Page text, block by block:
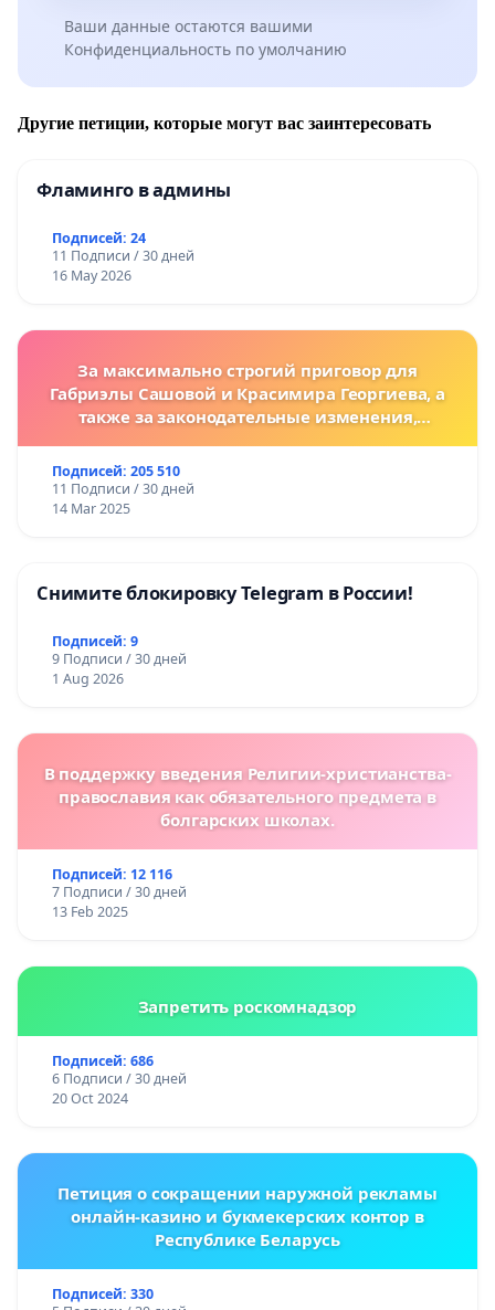
Ваши данные остаются вашими
Конфиденциальность по умолчанию
Другие петиции, которые могут вас заинтересовать
Фламинго в админы
Подписей: 24
11 Подписи / 30 дней
16 May 2026
За максимально строгий приговор для
Габриэлы Сашовой и Красимира Георгиева, а
также за законодательные изменения,
за преступления против животных!
Подписей: 205 510
11 Подписи / 30 дней
14 Mar 2025
Снимите блокировку Telegram в России!
Подписей: 9
9 Подписи / 30 дней
1 Aug 2026
В поддержку введения Религии-христианства-
православия как обязательного предмета в
болгарских школах.
Подписей: 12 116
7 Подписи / 30 дней
13 Feb 2025
Запретить роскомнадзор
Подписей: 686
6 Подписи / 30 дней
20 Oct 2024
Петиция о сокращении наружной рекламы
онлайн-казино и букмекерских контор в
Республике Беларусь
Подписей: 330